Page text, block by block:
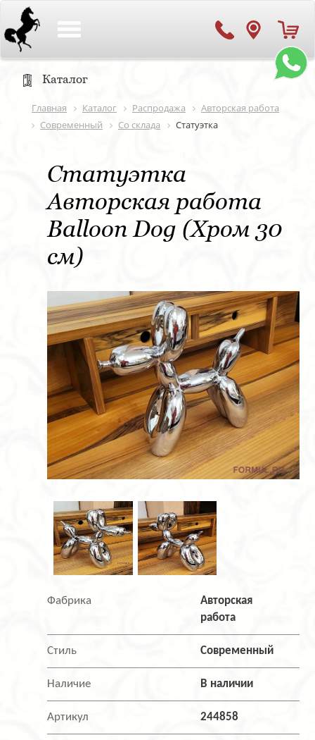
Каталог
Главная Каталог Распродажа
Авторская работа
Современный
Со склада Статуэтка
Статуэтка
Авторская работа
Balloon Dog (Хром 30
см)
Фабрика
Авторская
работа
Стиль Современный
Наличие В наличии
Артикул 244858